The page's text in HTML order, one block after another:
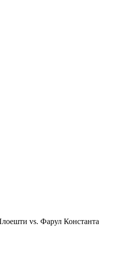
vs. Фарул Константа